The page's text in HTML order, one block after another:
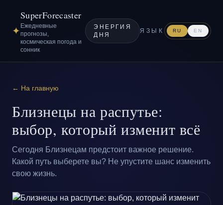
✦
SuperForecaster
Ежедневные
прогнозы,
космическая погода и
сонник
ЭНЕРГИЯ
ДНЯ
ЯЗЫК RU EN
← На главную
Близнецы на распутье:
выбор, который изменит всё
Сегодня Близнецам предстоит важное решение.
Какой путь выберете вы? Не упустите шанс изменить
свою жизнь.